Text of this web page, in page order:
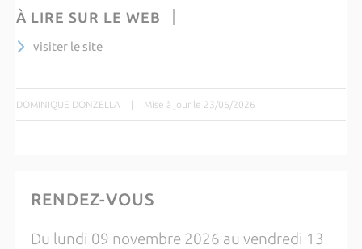
À LIRE SUR LE WEB
visiter le site
DOMINIQUE DONZELLA Mise à jour le 23/06/2026
RENDEZ-VOUS
Du lundi 09 novembre 2026 au vendredi 13